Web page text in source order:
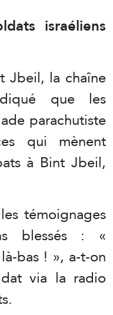
israéliens
Jbeil, la chaîne
que les
parachutiste
qui mènent
à Bint Jbeil,
témoignages
blessés : «
bas ! », a-t-on
via la radio